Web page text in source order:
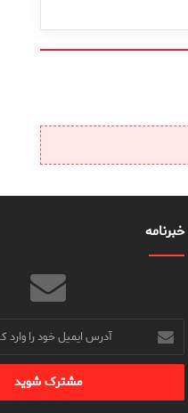
خبرنامه
آدرس
ایمیل
خود
وارد